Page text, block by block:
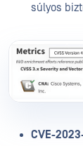
súlyos
CVE-